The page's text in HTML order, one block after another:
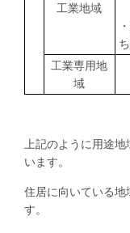
工業地域
工業専用地
域
上記のように用途地
います。
住居に向いている地
す。